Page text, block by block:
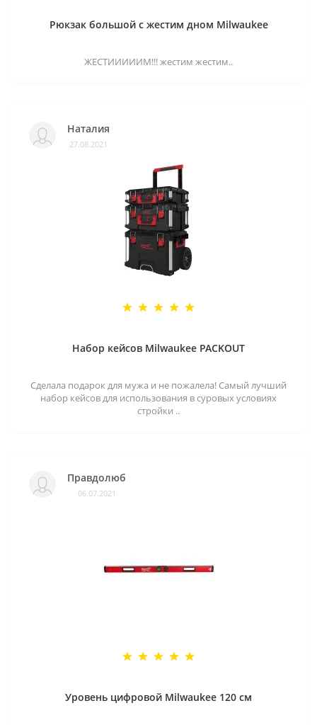
Рюкзак большой с жестим дном Milwaukee
ЖЕСТИИИИИМ!!! жестим жестим..
Наталия
27.08.2021
Набор кейсов Milwaukee PACKOUT
Сделала подарок для мужа и не пожалела! Самый лучший
набор кейсов для использования в суровых условиях
стройки ..
Правдолюб
06.07.2021
Уровень цифровой Milwaukee 120 см